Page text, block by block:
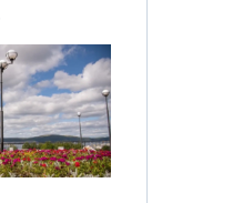
дня
мира